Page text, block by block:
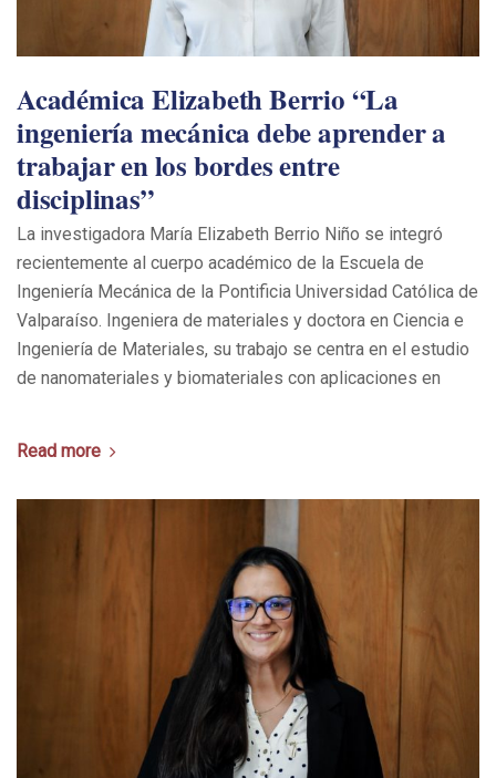
Académica Elizabeth Berrio “La
ingeniería mecánica debe aprender a
trabajar en los bordes entre
disciplinas”
La investigadora María Elizabeth Berrio Niño se integró
recientemente al cuerpo académico de la Escuela de
Ingeniería Mecánica de la Pontificia Universidad Católica de
Valparaíso. Ingeniera de materiales y doctora en Ciencia e
Ingeniería de Materiales, su trabajo se centra en el estudio
de nanomateriales y biomateriales con aplicaciones en
Read more